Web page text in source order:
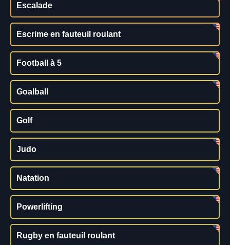
Escalade
Escrime en fauteuil roulant
Football à 5
Goalball
Golf
Judo
Natation
Powerlifting
Rugby en fauteuil roulant